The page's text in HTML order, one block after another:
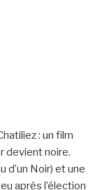
: un film
devient noire.
d’un Noir) et une
après l’élection